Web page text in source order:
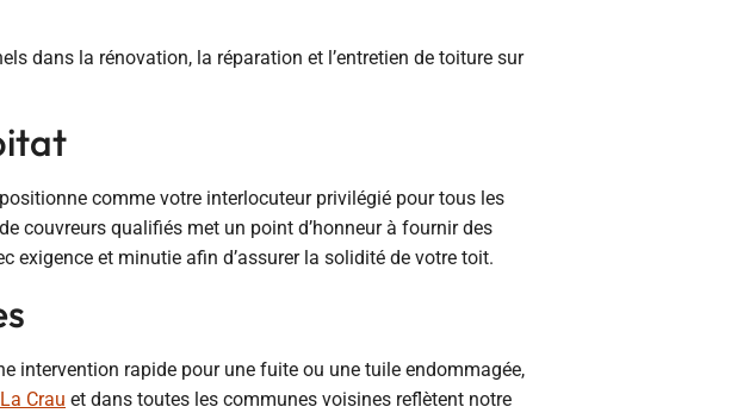
dans la rénovation, la réparation et l’entretien de toiture sur
comme votre interlocuteur privilégié pour tous les
couvreurs qualifiés met un point d’honneur à fournir des
exigence et minutie afin d’assurer la solidité de votre toit.
intervention rapide pour une fuite ou une tuile endommagée,
Crau et dans toutes les communes voisines reflètent notre